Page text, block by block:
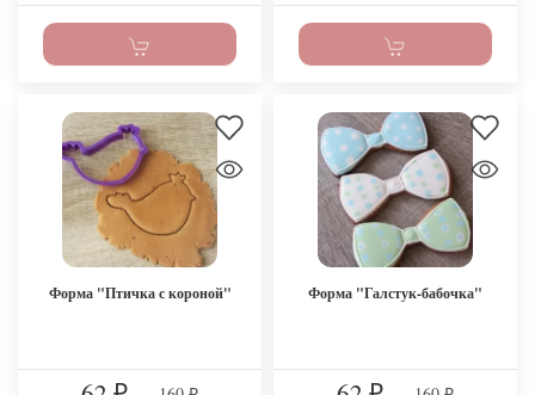
Форма "Птичка с короной" Форма "Галстук-бабочка"